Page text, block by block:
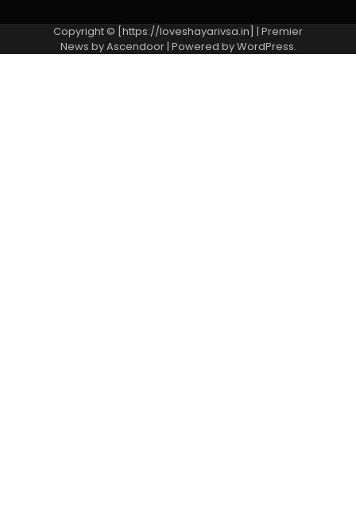
Copyright © [https://loveshayarivsa.in] | Premier
News byAscendoor| Powered byWordPress.